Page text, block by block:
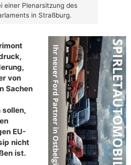
einer Plenarsitzung des
in Straßburg.
von
Sachen
sollen,
EU-
nicht
ist.